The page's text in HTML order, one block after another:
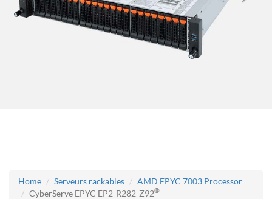
Home Serveurs rackables
AMD EPYC 7003 Processor
CyberServe EPYC EP2-R282-Z92®